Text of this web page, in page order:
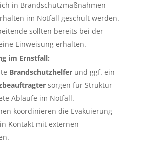
in Brandschutzmaßnahmen
im Notfall geschult werden.
sollten bereits bei der
Einweisung erhalten.
im Ernstfall:
Brandschutzhelferund ggf. ein
sorgen für Struktur
Abläufe im Notfall.
koordinieren die Evakuierung
Kontakt mit externen